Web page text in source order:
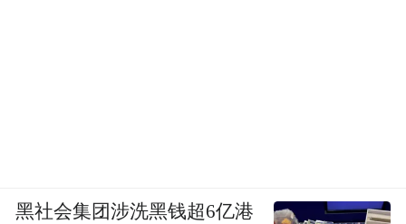
黑社会集团涉洗黑钱超6亿港